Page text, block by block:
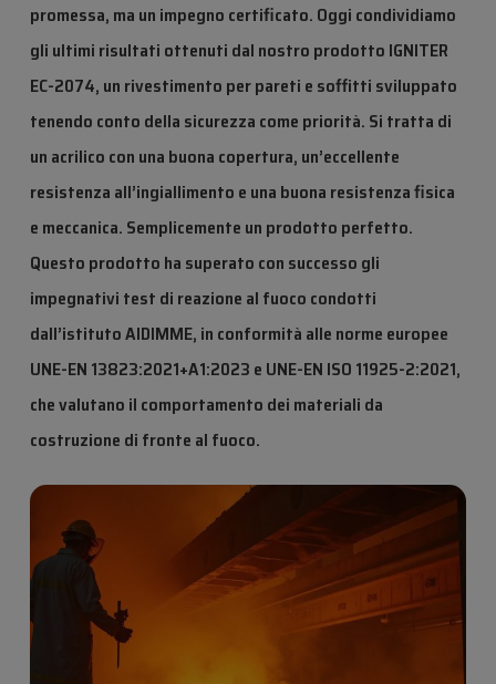
promessa, ma un impegno certificato. Oggi condividiamo
gli ultimi risultati ottenuti dal nostro prodotto IGNITER
EC-2074, un rivestimento per pareti e soffitti sviluppato
tenendo conto della sicurezza come priorità. Si tratta di
un acrilico con una buona copertura, un’eccellente
resistenza all’ingiallimento e una buona resistenza fisica
e meccanica. Semplicemente un prodotto perfetto.
Questo prodotto ha superato con successo gli
impegnativi test di reazione al fuoco condotti
dall’istituto AIDIMME, in conformità alle norme europee
UNE-EN 13823:2021+A1:2023 e UNE-EN ISO 11925-2:2021,
che valutano il comportamento dei materiali da
costruzione di fronte al fuoco.